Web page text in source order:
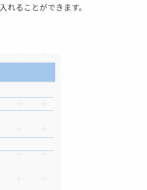
ることができます。